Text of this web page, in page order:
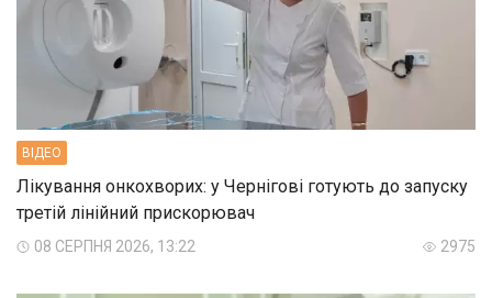
ВIДЕО
Лікування онкохворих: у Чернігові готують до запуску
третій лінійний прискорювач
08 СЕРПНЯ 2026, 13:22 2975